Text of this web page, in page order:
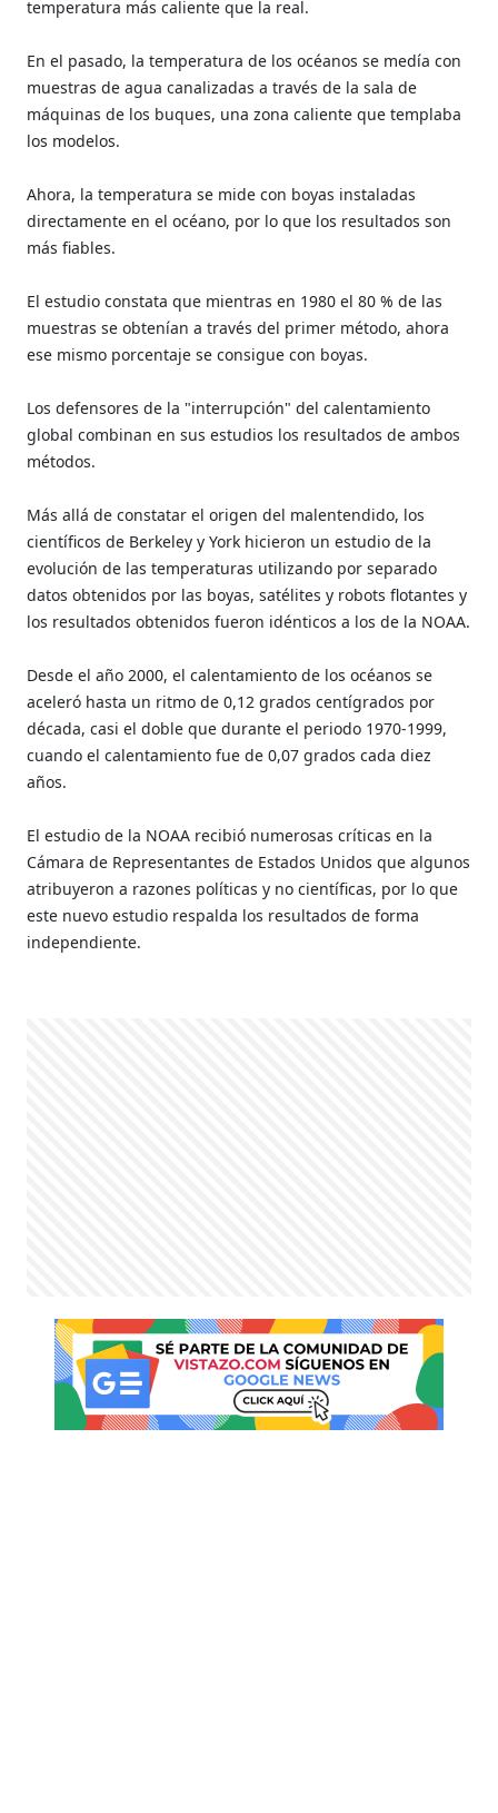
temperatura más caliente que la real.
En el pasado, la temperatura de los océanos se medía con
muestras de agua canalizadas a través de la sala de
máquinas de los buques, una zona caliente que templaba
los modelos.
Ahora, la temperatura se mide con boyas instaladas
directamente en el océano, por lo que los resultados son
más fiables.
El estudio constata que mientras en 1980 el 80 % de las
muestras se obtenían a través del primer método, ahora
ese mismo porcentaje se consigue con boyas.
Los defensores de la "interrupción" del calentamiento
global combinan en sus estudios los resultados de ambos
métodos.
Más allá de constatar el origen del malentendido, los
científicos de Berkeley y York hicieron un estudio de la
evolución de las temperaturas utilizando por separado
datos obtenidos por las boyas, satélites y robots flotantes y
los resultados obtenidos fueron idénticos a los de la NOAA.
Desde el año 2000, el calentamiento de los océanos se
aceleró hasta un ritmo de 0,12 grados centígrados por
década, casi el doble que durante el periodo 1970-1999,
cuando el calentamiento fue de 0,07 grados cada diez
años.
El estudio de la NOAA recibió numerosas críticas en la
Cámara de Representantes de Estados Unidos que algunos
atribuyeron a razones políticas y no científicas, por lo que
este nuevo estudio respalda los resultados de forma
independiente.